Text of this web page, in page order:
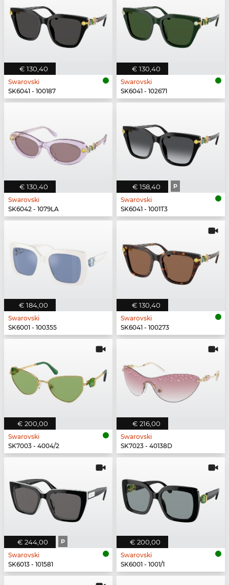
€ 130,40
Swarovski
SK6041 - 100187
€ 130,40
Swarovski
SK6041 - 102671
€ 130,40
Swarovski
SK6042 - 1079LA
€ 158,40 P
Swarovski
SK6041 - 1001T3
€ 184,00
Swarovski
SK6001 - 100355
€ 130,40
Swarovski
SK6041 - 100273
€ 200,00
Swarovski
SK7003 - 4004/2
€ 216,00
Swarovski
SK7023 - 40138D
€ 244,00 P
Swarovski
SK6013 - 101581
€ 200,00
Swarovski
SK6001 - 1001/1